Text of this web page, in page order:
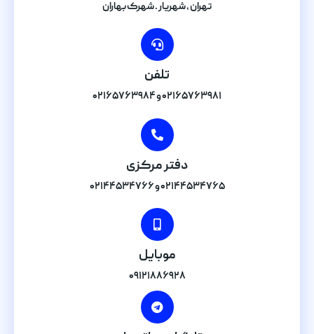
تهران , شهریار . شهرک بهاران
تلفن
۰۲۱۶۵۷۶۳۹۸۱ و ۰۲۱۶۵۷۶۳۹۸۴
دفتر مرکزی
۰۲۱۴۴۵۳۴۷۶۵ و ۰۲۱۴۴۵۳۴۷۶۶
موبایل
۰۹۱۲۱۸۸۶۹۲۸